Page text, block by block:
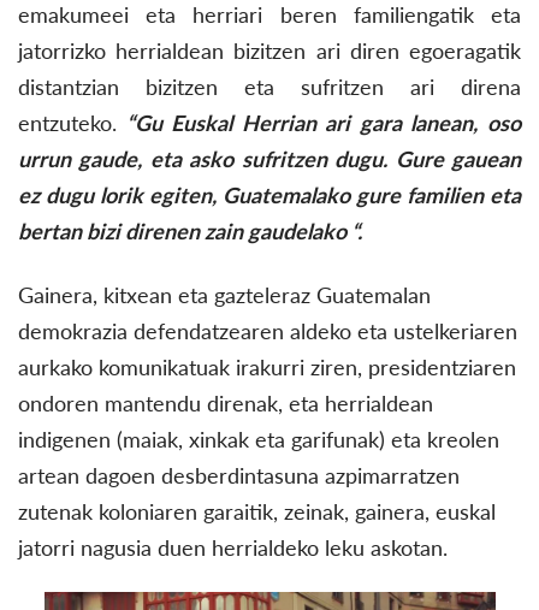
emakumeei eta herriari beren familiengatik eta
jatorrizko herrialdean bizitzen ari diren egoeragatik
distantzian bizitzen eta sufritzen ari direna
entzuteko. “Gu Euskal Herrian ari gara lanean, oso
urrun gaude, eta asko sufritzen dugu. Gure gauean
ez dugu lorik egiten, Guatemalako gure familien eta
bertan bizi direnen zain gaudelako “.
Gainera, kitxean eta gazteleraz Guatemalan
demokrazia defendatzearen aldeko eta ustelkeriaren
aurkako komunikatuak irakurri ziren, presidentziaren
ondoren mantendu direnak, eta herrialdean
indigenen (maiak, xinkak eta garifunak) eta kreolen
artean dagoen desberdintasuna azpimarratzen
zutenak koloniaren garaitik, zeinak, gainera, euskal
jatorri nagusia duen herrialdeko leku askotan.